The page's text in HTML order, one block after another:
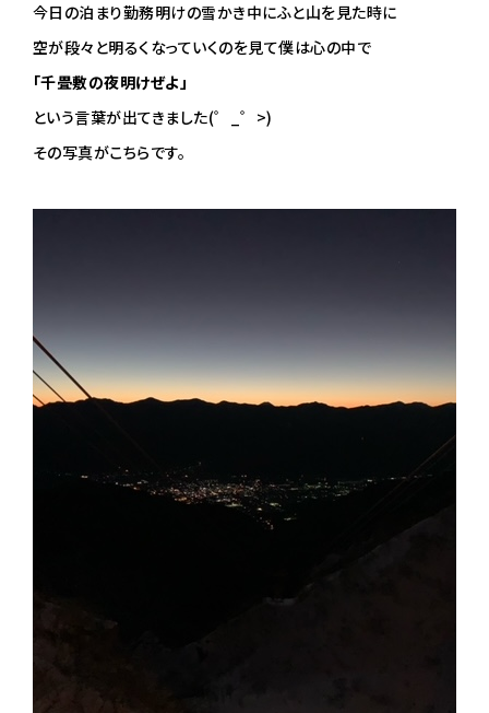
今日の泊まり勤務明けの雪かき中にふと山を見た時に
空が段々と明るくなっていくのを見て僕は心の中で
「千畳敷の夜明けぜよ」
という言葉が出てきました(゜_゜>)
その写真がこちらです。